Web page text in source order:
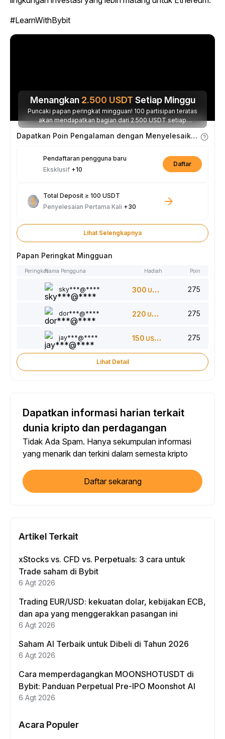
#LearnWithBybit
Menangkan 2.500 USDT Setiap Minggu
Puncaki papan peringkat mingguan! 100 partisipan teratas
akan mendapatkan bagian dari 2.500 USDT setiap
minggunya.
Dapatkan Poin Pengalaman dengan Menyelesaikan Tugas
Pendaftaran pengguna baru
Eksklusif +10
Daftar
Total Deposit ≥ 100 USDT
Penyelesaian Pertama Kali +30
Lihat Selengkapnya
Papan Peringkat Mingguan
PeringkatNama Pengguna Hadiah Poin
sky***@**** 300 USDT 275
dor***@**** 220 USDT 275
jay***@**** 150 USDT 275
Lihat Detail
Dapatkan informasi harian terkait
dunia kripto dan perdagangan
Tidak Ada Spam. Hanya sekumpulan informasi
yang menarik dan terkini dalam semesta kripto
Daftar sekarang
Artikel Terkait
xStocks vs. CFD vs. Perpetuals: 3 cara untuk
Trade saham di Bybit
6 Agt 2026
Trading EUR/USD: kekuatan dolar, kebijakan ECB,
dan apa yang menggerakkan pasangan ini
6 Agt 2026
Saham AI Terbaik untuk Dibeli di Tahun 2026
6 Agt 2026
Cara memperdagangkan MOONSHOTUSDT di
Bybit: Panduan Perpetual Pre-IPO Moonshot AI
6 Agt 2026
Acara Populer